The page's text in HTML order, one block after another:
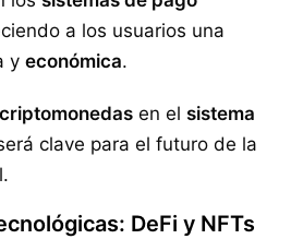
a los usuarios una
y económica.
criptomonedasen el sistema
clave para el futuro de la
DeFi y NFTs